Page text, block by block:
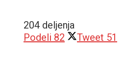
204 deljenja
Podeli 82 Tweet 51